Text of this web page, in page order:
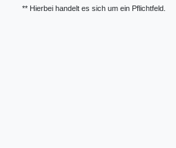
** Hierbei handelt es sich um ein Pflichtfeld.